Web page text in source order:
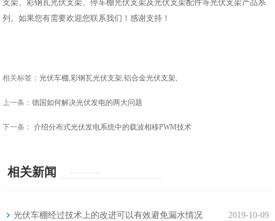
支架、彩钢瓦光伏支架 、停车棚光伏支架及光伏支架配件等光伏支架产品系
列。如果您有需要欢迎您联系我们！感谢支持！
相关标签：光伏车棚 ,彩钢瓦光伏支架 ,铝合金光伏支架
上一条：德国如何解决光伏发电的两大问题
下一条： 介绍分布式光伏发电系统中的载波相移PWM技术
相关新闻
光伏车棚经过技术上的改进可以有效避免漏水情况 2019-10-09